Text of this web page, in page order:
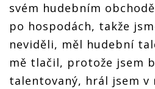
svém hudebním
po hospodách, takže
neviděli, měl hudební
mě tlačil, protože jsem
talentovaný, hrál jsem v